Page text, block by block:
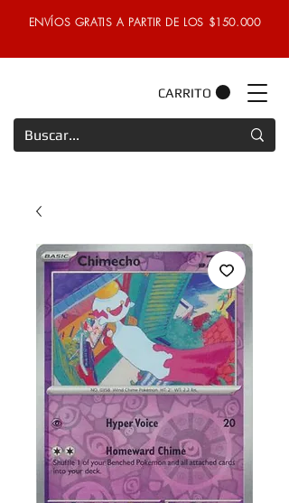
ENVÍOS GRATIS A PARTIR DE LOS $150.000
CARRITO